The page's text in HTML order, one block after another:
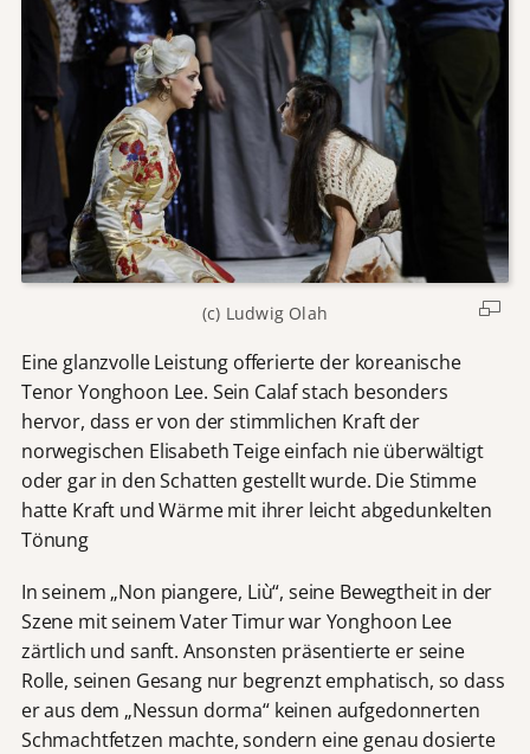
(c) Ludwig Olah
Eine glanzvolle Leistung offerierte der koreanische
Tenor Yonghoon Lee. Sein Calaf stach besonders
hervor, dass er von der stimmlichen Kraft der
norwegischen Elisabeth Teige einfach nie überwältigt
oder gar in den Schatten gestellt wurde. Die Stimme
hatte Kraft und Wärme mit ihrer leicht abgedunkelten
Tönung
In seinem „Non piangere, Liù“, seine Bewegtheit in der
Szene mit seinem Vater Timur war Yonghoon Lee
zärtlich und sanft. Ansonsten präsentierte er seine
Rolle, seinen Gesang nur begrenzt emphatisch, so dass
er aus dem „Nessun dorma“ keinen aufgedonnerten
Schmachtfetzen machte, sondern eine genau dosierte